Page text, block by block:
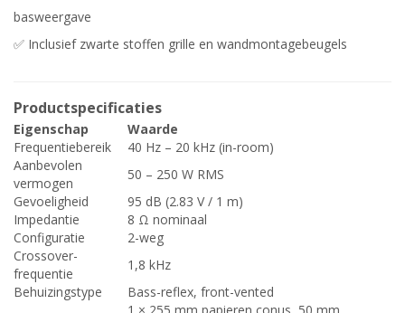
basweergave
✅ Inclusief zwarte stoffen grille en wandmontagebeugels
Productspecificaties
Eigenschap
Waarde
Frequentiebereik
40 Hz – 20 kHz (in-room)
Aanbevolen
vermogen
50 – 250 W RMS
Gevoeligheid
95 dB (2.83 V / 1 m)
Impedantie
8 Ω nominaal
Configuratie
2-weg
Crossover-
frequentie
1,8 kHz
Behuizingstype
Bass-reflex, front-vented
1 × 255 mm papieren conus, 50 mm